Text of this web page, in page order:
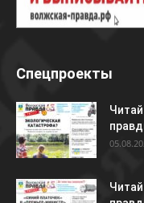
Спецпроекты